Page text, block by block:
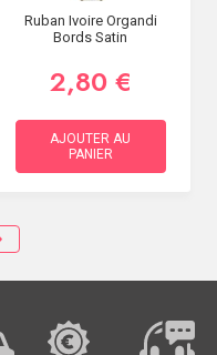
Ruban Ivoire Organdi
Bords Satin
2,80 €
AJOUTER AU
PANIER